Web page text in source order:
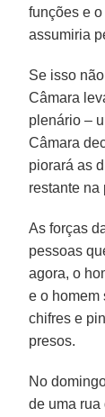
funções e
assumiria
Se isso
Câmara
plenário –
Câmara
piorará as
restante
As forças
pessoas
agora, o
e o homem
chifres e
presos.
No
de uma